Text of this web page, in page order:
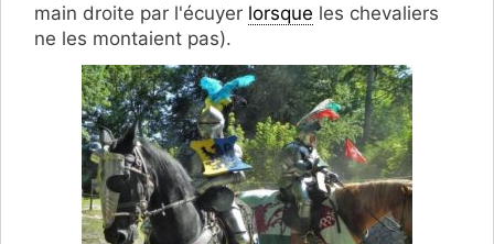
main droite par l'écuyer lorsque les chevaliers
ne les montaient pas).